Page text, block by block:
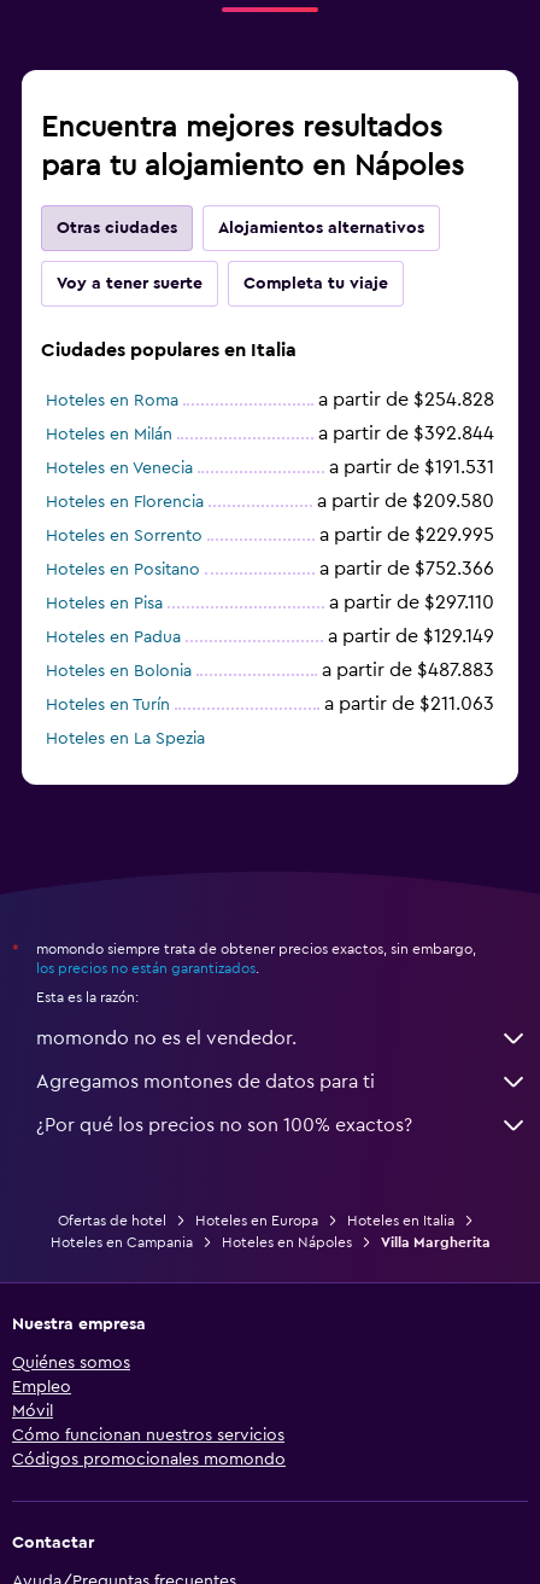
Encuentra mejores resultados
para tu alojamiento en Nápoles
Otras ciudades Alojamientos alternativos
Voy a tener suerte Completa tu viaje
Ciudades populares en Italia
Hoteles en Roma a partir de $254.828
Hoteles en Milán a partir de $392.844
Hoteles en Venecia a partir de $191.531
Hoteles en Florencia a partir de $209.580
Hoteles en Sorrento a partir de $229.995
Hoteles en Positano a partir de $752.366
Hoteles en Pisa a partir de $297.110
Hoteles en Padua a partir de $129.149
Hoteles en Bolonia a partir de $487.883
Hoteles en Turín a partir de $211.063
Hoteles en La Spezia
*
momondo siempre trata de obtener precios exactos, sin embargo,
los precios no están garantizados
Esta es la razón:
momondo no es el vendedor.
Agregamos montones de datos para ti
¿Por qué los precios no son 100% exactos?
Ofertas de hotel Hoteles en Europa
Hoteles en Italia
Hoteles en Campania
Hoteles en Nápoles Villa Margherita
Nuestra empresa
Quiénes somos
Empleo
Móvil
Cómo funcionan nuestros servicios
Códigos promocionales momondo
Contactar